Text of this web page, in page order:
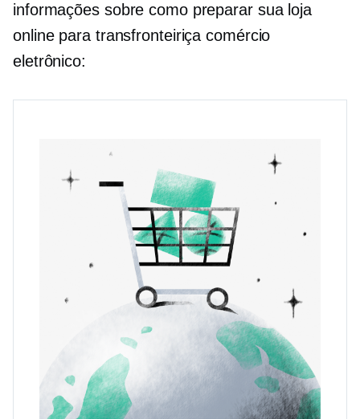
informações sobre como preparar sua loja
online para transfronteiriça comércio
eletrônico: